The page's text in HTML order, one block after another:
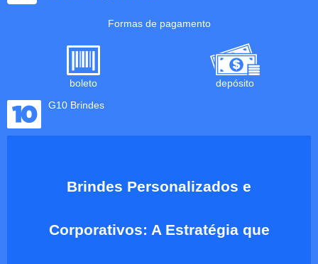
Formas de pagamento
boleto
depósito
G10 Brindes
Brindes Personalizados e
Corporativos: A Estratégia que